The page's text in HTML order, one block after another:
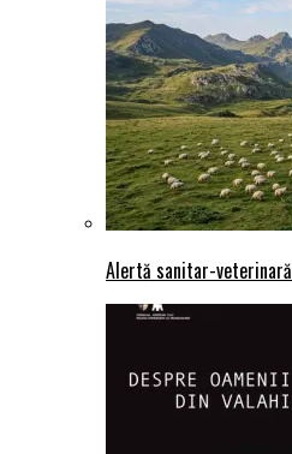
Alertă sanitar-